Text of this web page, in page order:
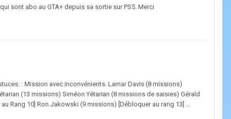
sont abo au GTA+ depuis sa sortie sur PS5. Merci
: Mission avec inconvénients. Lamar Davis (8 missions)
(13 missions) Siméon Yétarian (8 missions de saisies) Gérald
Rang 10] Ron Jakowski (9 missions) [Débloquer au rang 13] ...